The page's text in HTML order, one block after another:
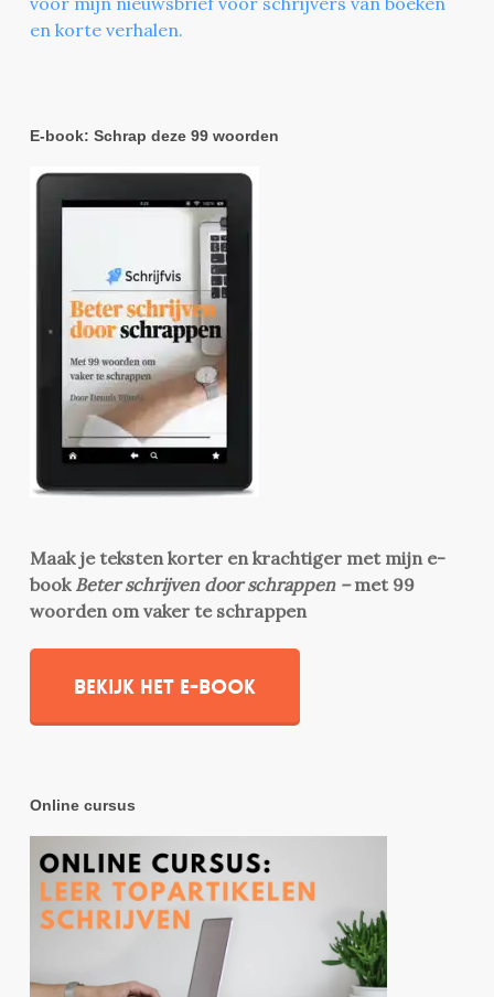
en korte verhalen.
E-book: Schrap deze 99 woorden
Maak je teksten korter en krachtiger met mijn e-
book Beter schrijven door schrappen –met 99
woorden om vaker te schrappen
Bekijk het e-book
Online cursus